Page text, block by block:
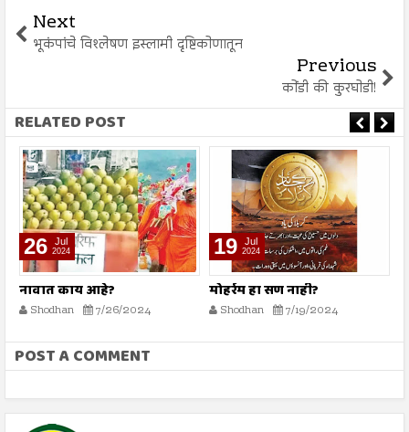
Next
भूकंपांचे विश्लेषण इस्लामी दृष्टिकोणातून
Previous
कोंडी की कुरघोडी!
RELATED POST
26 Jul
2024
नावात काय आहे?
Shodhan 7/26/2024
19 Jul
2024
मोहर्रम हा सण नाही?
Shodhan 7/19/2024
POST A COMMENT